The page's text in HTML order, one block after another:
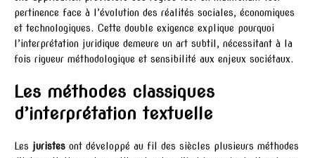
pertinence face à l’évolution des réalités sociales, économiques
et technologiques. Cette double exigence explique pourquoi
l’interprétation juridique demeure un art subtil, nécessitant à la
fois rigueur méthodologique et sensibilité aux enjeux sociétaux.
Les méthodes classiques
d’interprétation textuelle
Les juristes ont développé au fil des siècles plusieurs méthodes